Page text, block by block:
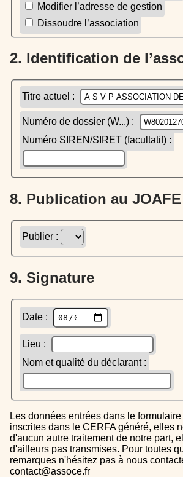
Modifier l’adresse de gestion
Dissoudre l’association
2. Identification de
Titre actuel :
Numéro de dossier (W...) :
Numéro SIREN/SIRET (facultatif) :
8. Publication au JOAFE
Publier :
9. Signature
Date :
Lieu :
Nom et qualité du déclarant :
Les données entrées dans le formulaire sont uniquement
inscrites dans le CERFA généré, elles
d'aucun autre traitement de notre part,
d'ailleurs pas transmises. Pour toutes
remarques n'hésitez pas à nous
contact@assoce.fr